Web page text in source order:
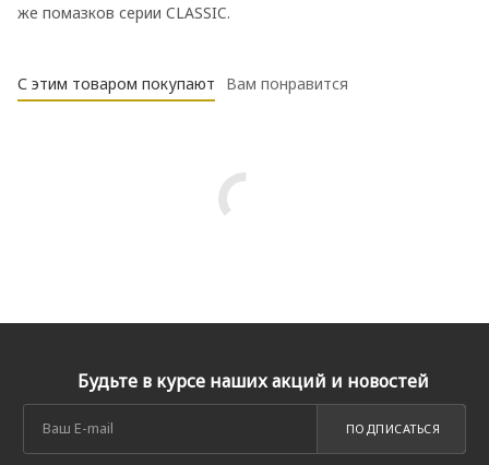
же помазков серии CLASSIC.
С этим товаром покупают Вам понравится
Будьте в курсе наших акций и новостей
ПОДПИСАТЬСЯ